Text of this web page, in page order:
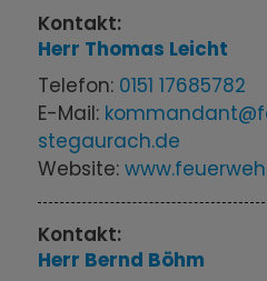
Kontakt:
Herr Thomas Leicht
Telefon: 0151 17685782
E-Mail:
stegaurach.de
Website:
Kontakt:
Herr Bernd Böhm